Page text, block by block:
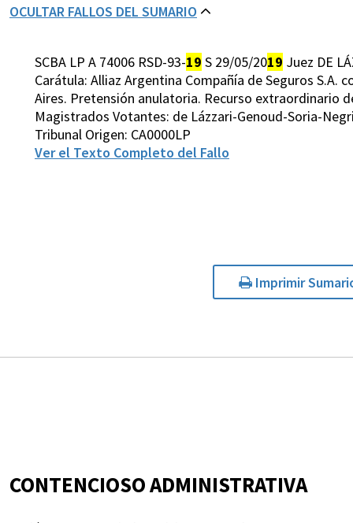
OCULTAR FALLOS DEL SUMARIO
SCBA LP A 74006 RSD-93-19 S 29/05/2019 Juez DE
Carátula: Alliaz Argentina Compañía de Seguros S.A.
Aires. Pretensión anulatoria. Recurso extraordinario
Magistrados Votantes: de Lázzari-Genoud-Soria-
Tribunal Origen: CA0000LP
Ver el Texto Completo del Fallo
Imprimir
CONTENCIOSO ADMINISTRATIVA